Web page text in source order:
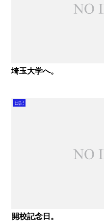
埼玉大学へ。
日記
開校記念日。